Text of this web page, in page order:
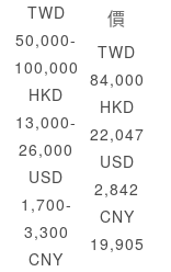
TWD
50,000-
100,000
HKD
13,000-
26,000
USD
1,700-
3,300
CNY
價
TWD
84,000
HKD
22,047
USD
2,842
CNY
19,905